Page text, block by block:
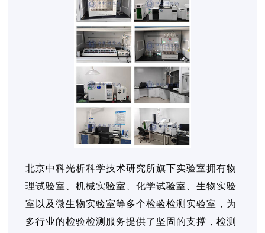
北京中科光析科学技术研究所旗下实验室拥有物
理试验室、机械实验室、化学试验室、生物实验
室以及微生物实验室等多个检验检测实验室，为
多行业的检验检测服务提供了坚固的支撑，检测